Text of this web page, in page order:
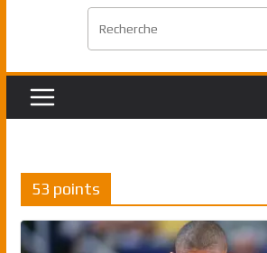
Pau Gasol dans l’histoire
premier européen sacré
Rudy Gobert, deuxième
53 points